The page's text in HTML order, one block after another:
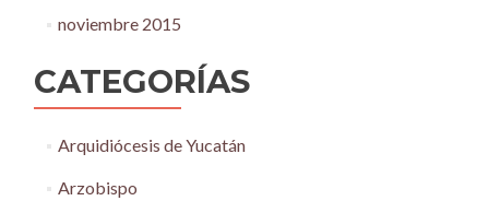
noviembre 2015
CATEGORÍAS
Arquidiócesis de Yucatán
Arzobispo